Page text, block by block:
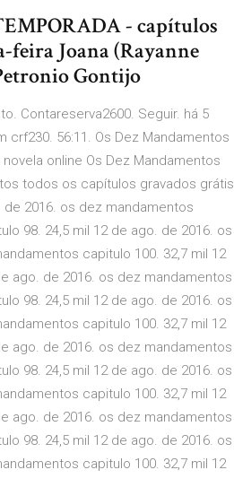
- capítulos
feira Joana (Rayanne
Gontijo
Contareserva2600. Seguir. há 5
crf230. 56:11. Os Dez Mandamentos
novela online Os Dez Mandamentos
todos os capítulos gravados grátis
2016. os dez mandamentos
98. 24,5 mil 12 de ago. de 2016. os
capitulo 100. 32,7 mil 12
ago. de 2016. os dez mandamentos
98. 24,5 mil 12 de ago. de 2016. os
capitulo 100. 32,7 mil 12
ago. de 2016. os dez mandamentos
98. 24,5 mil 12 de ago. de 2016. os
capitulo 100. 32,7 mil 12
ago. de 2016. os dez mandamentos
98. 24,5 mil 12 de ago. de 2016. os
capitulo 100. 32,7 mil 12